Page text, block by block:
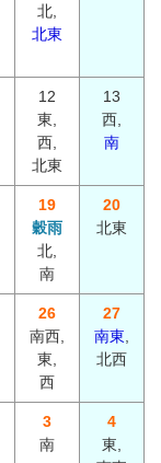
北,
北東
12
東,
西,
北東
13
西,
南
19
穀雨
北,
南
20
北東
26
南西,
東,
西
27
南東
北西
3
南
4
東,